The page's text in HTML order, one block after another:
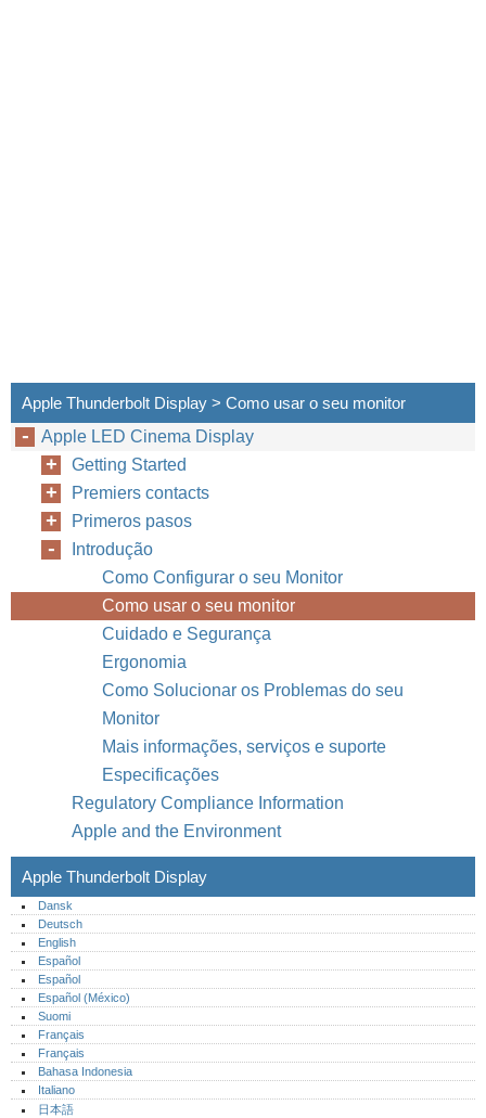
54 Português do Brasil
Apple Thunderbolt Display > Como usar o seu monitor
Apple LED Cinema Display
Getting Started
Premiers contacts
Primeros pasos
Introdução
Como Configurar o seu Monitor
Como usar o seu monitor
Cuidado e Segurança
Ergonomia
Como Solucionar os Problemas do seu
Monitor
Mais informações, serviços e suporte
Especificações
Regulatory Compliance Information
Apple and the Environment
Apple Thunderbolt Display
Dansk
Deutsch
English
Español
Español
Español (México)‎
Suomi
Français
Français
Bahasa Indonesia
Italiano
日本語